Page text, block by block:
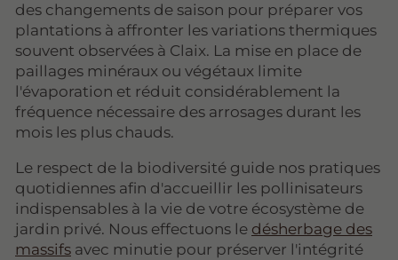
des changements de saison pour préparer vos
plantations à affronter les variations thermiques
souvent observées à Claix. La mise en place de
paillages minéraux ou végétaux limite
l'évaporation et réduit considérablement la
fréquence nécessaire des arrosages durant les
mois les plus chauds.
Le respect de la biodiversité guide nos pratiques
quotidiennes afin d'accueillir les pollinisateurs
indispensables à la vie de votre écosystème de
jardin privé. Nous effectuons le désherbage des
massifs avec minutie pour préserver l'intégrité